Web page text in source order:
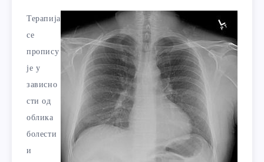
Терапија
се
пропису
је у
зависно
сти од
облика
болести
и